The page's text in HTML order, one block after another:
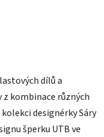
dílů a
kombinace různých
designérky Sáry
šperku UTB ve